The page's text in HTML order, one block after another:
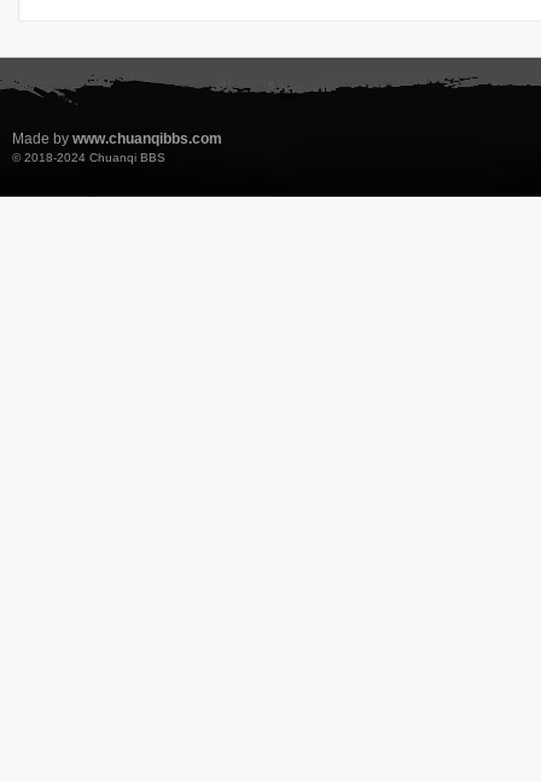
Made by www.chuanqibbs.com
© 2018-2024 Chuanqi BBS